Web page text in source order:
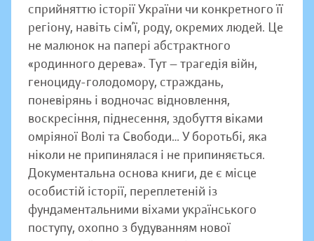
сприйняттю історії України чи конкретного її
регіону, навіть сім’ї, роду, окремих людей. Це
не малюнок на папері абстрактного
«родинного дерева». Тут — трагедія війн,
геноциду-голодомору, страждань,
поневірянь і водночас відновлення,
воскресіння, піднесення, здобуття віками
омріяної Волі та Свободи… У боротьбі, яка
ніколи не припинялася і не припиняється.
Документальна основа книги, де є місце
особистій історії, переплетеній із
фундаментальними віхами українського
поступу, охопно з будуванням нової